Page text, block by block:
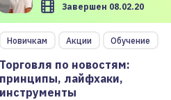
Завершен 08.02.20
Новичкам Акции Обучение
Торговля по новостям:
принципы, лайфхаки,
инструменты